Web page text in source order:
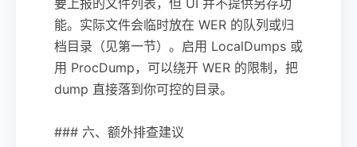
能。实际文件会临时放在 WER 的队列或归
档目录（见第一节）。启用 LocalDumps 或
用 ProcDump，可以绕开 WER 的限制，把
dump 直接落到你可控的目录。
### 六、额外排查建议